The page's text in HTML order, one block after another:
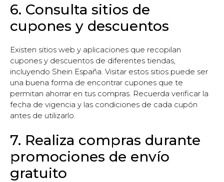
6. Consulta sitios de
cupones y descuentos
Existen sitios web y aplicaciones que recopilan
cupones y descuentos de diferentes tiendas,
incluyendo Shein España. Visitar estos sitios puede ser
una buena forma de encontrar cupones que te
permitan ahorrar en tus compras. Recuerda verificar la
fecha de vigencia y las condiciones de cada cupón
antes de utilizarlo.
7. Realiza compras durante
promociones de envío
gratuito